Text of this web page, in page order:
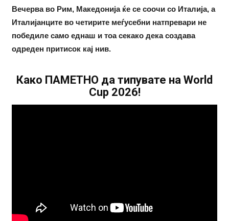
Прекините за хидрација станаа бизнис: ФИФА не планира да ги
укине
Француски судија обвинет за семејно насилство – му се заканува
18 месеци затвор
Ова никогаш не му се случило на Новак: Синер и Алкараз се
Вечерва во Рим, Македонија ќе се соочи со Италија, а
Италијанците во четирите меѓусебни натпревари не
победиле само еднаш и тоа секако дека создава
одреден притисок кај нив.
Како ПАМЕТНО да типувате на World
Cup 2026!